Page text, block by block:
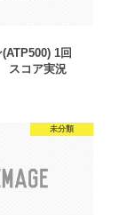
1回
コア実況
未分類